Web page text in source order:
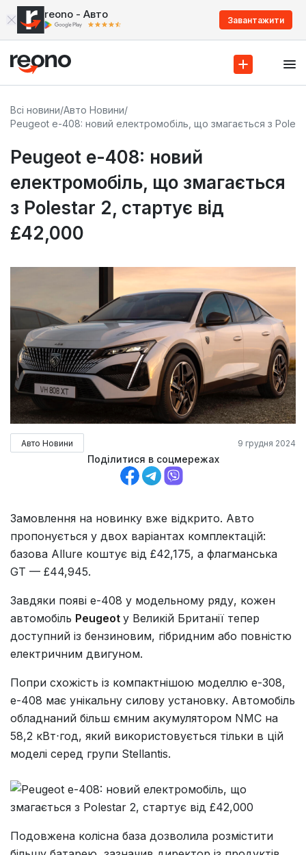
reono - Авто Завантажити
Всі новини/Авто Новини/
Peugeot e-408: новий електромобіль, що змагається з
Peugeot e-408: новий
електромобіль, що змагається
з Polestar 2, стартує від
£42,000
Авто Новини 9 грудня 2024
Поділитися в соцмережах
Замовлення на новинку вже відкрито. Авто
пропонується у двох варіантах комплектацій:
базова Allure коштує від £42,175, а флагманська
GT — £44,945.
Завдяки появі e-408 у модельному ряду, кожен
автомобіль Peugeot у Великій Британії тепер
доступний із бензиновим, гібридним або повністю
електричним двигуном.
Попри схожість із компактнішою моделлю e-308,
e-408 має унікальну силову установку. Автомобіль
обладнаний більш ємним акумулятором NMC на
58,2 кВт⋅год, який використовується тільки в цій
моделі серед групи Stellantis.
Подовжена колісна база дозволила розмістити